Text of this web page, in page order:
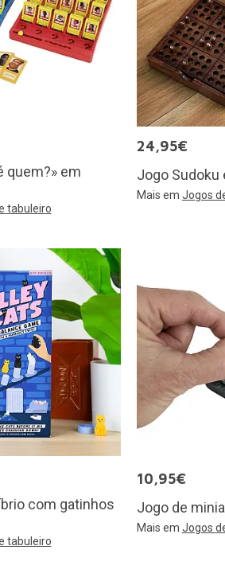
quem?» em
tabuleiro
24,95€
Jogo Sudoku
Mais em Jogos
com gatinhos
tabuleiro
10,95€
Jogo de
Mais em Jogos